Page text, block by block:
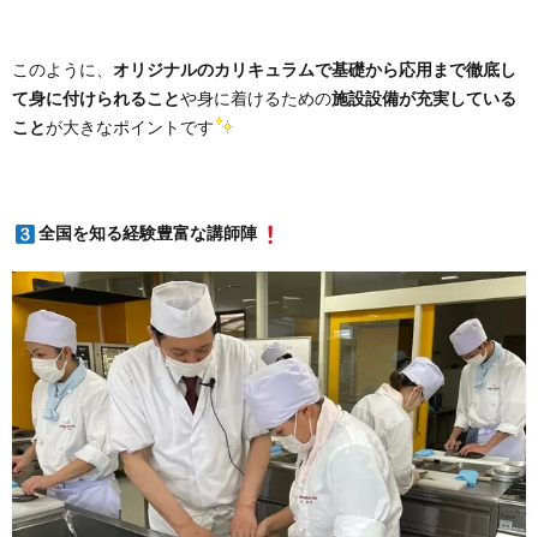
このように、 オリジナルのカリキュラムで基礎から応用まで徹底し
て身に付けられることや身に着けるための施設設備が充実している
ことが大きなポイントです
全国を知る経験豊富な講師陣